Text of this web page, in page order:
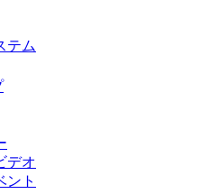
テム
デオ
ント